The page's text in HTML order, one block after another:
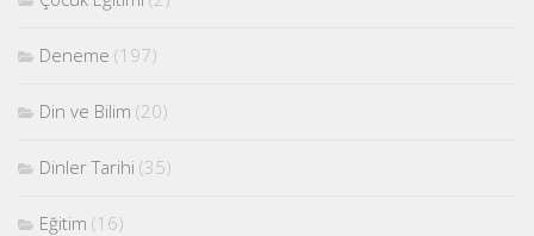
Deneme (197)
Din ve Bilim (20)
Dinler Tarihi (35)
Eğitim (16)